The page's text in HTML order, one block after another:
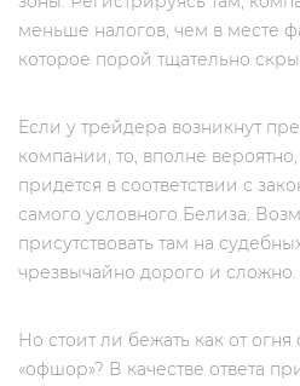
меньше налогов, чем в месте
которое порой тщательно
Если у трейдера возникнут
компании, то, вполне
придётся в соответствии с
самого условного Белиза.
присутствовать там на
чрезвычайно дорого и сложно.
Но стоит ли бежать как от
«офшор»? В качестве ответа